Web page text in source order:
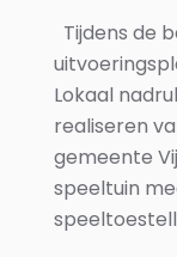
Tijdens de
Lokaal
realiseren
gemeente
speeltuin